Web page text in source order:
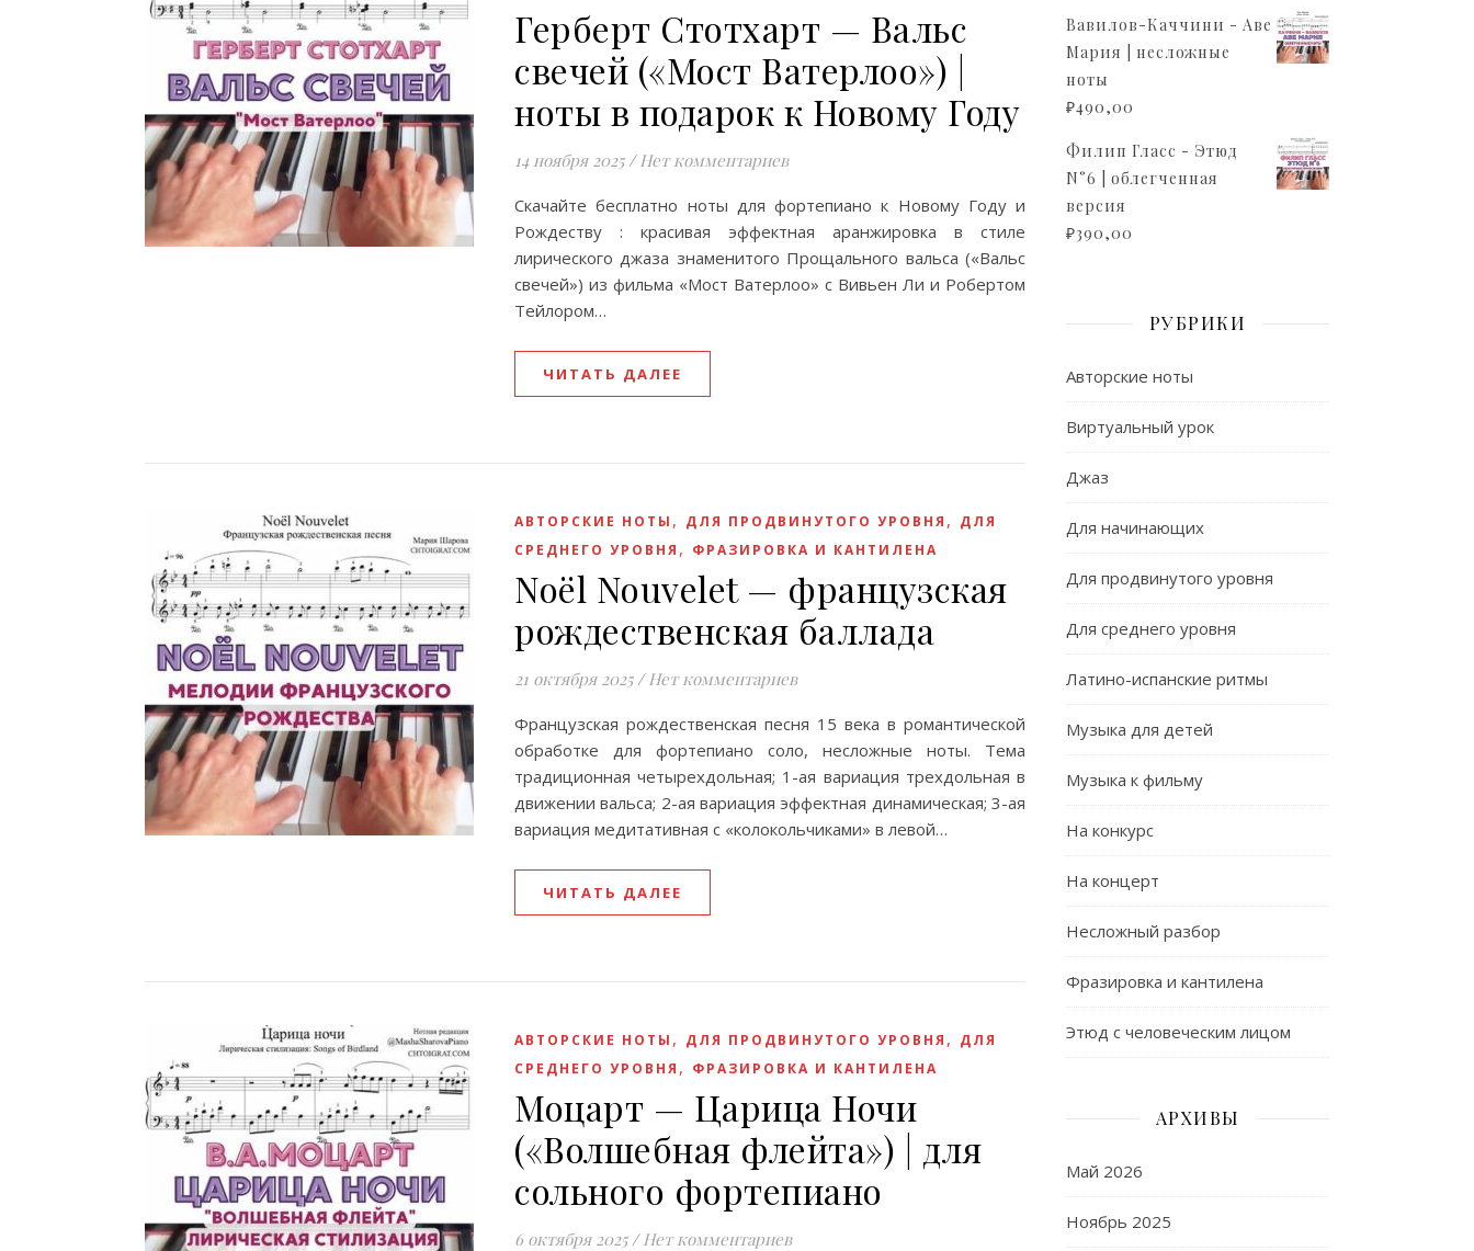
Герберт Стотхарт — Вальс
свечей («Мост Ватерлоо») |
ноты в подарок к Новому Году
14 ноября 2025 / Нет комментариев
Скачайте бесплатно ноты для фортепиано к Новому Году и
Рождеству : красивая эффектная аранжировка в стиле
лирического джаза знаменитого Прощального вальса («Вальс
свечей») из фильма «Мост Ватерлоо» с Вивьен Ли и Робертом
Тейлором…
ЧИТАТЬ ДАЛЕЕ
АВТОРСКИЕ НОТЫ , ДЛЯ ПРОДВИНУТОГО УРОВНЯ , ДЛЯ
СРЕДНЕГО УРОВНЯ , ФРАЗИРОВКА И КАНТИЛЕНА
Noël Nouvelet — французская
рождественская баллада
21 октября 2025 / Нет комментариев
Французская рождественская песня 15 века в романтической
обработке для фортепиано соло, несложные ноты. Тема
традиционная четырехдольная; 1-ая вариация трехдольная в
движении вальса; 2-ая вариация эффектная динамическая; 3-ая
вариация медитативная с «колокольчиками» в левой…
ЧИТАТЬ ДАЛЕЕ
АВТОРСКИЕ НОТЫ , ДЛЯ ПРОДВИНУТОГО УРОВНЯ , ДЛЯ
СРЕДНЕГО УРОВНЯ , ФРАЗИРОВКА И КАНТИЛЕНА
Моцарт — Царица Ночи
(«Волшебная флейта») | для
сольного фортепиано
6 октября 2025 / Нет комментариев
Вавилов-Каччини - Аве
Мария | несложные
ноты
₽490,00
Филип Гласс - Этюд
N°6 | облегченная
версия
₽390,00
РУБРИКИ
Авторские ноты
Виртуальный урок
Джаз
Для начинающих
Для продвинутого уровня
Для среднего уровня
Латино-испанские ритмы
Музыка для детей
Музыка к фильму
На конкурс
На концерт
Несложный разбор
Фразировка и кантилена
Этюд с человеческим лицом
АРХИВЫ
Май 2026
Ноябрь 2025